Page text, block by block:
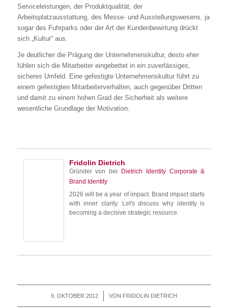
Serviceleistungen, der Produktqualität, der
Arbeitsplatzausstattung, des Messe- und Ausstellungswesens, ja
sogar des Fuhrparks oder der Art der Kundenbewirtung drückt
sich „Kultur“ aus.
Je deutlicher die Prägung der Unternehmenskultur, desto eher
fühlen sich die Mitarbeiter eingebettet in ein zuverlässiges,
sicheres Umfeld. Eine gefestigte Unternehmenskultur führt zu
einem gefestigten Mitarbeiterverhalten, auch gegenüber Dritten
und damit zu einem hohen Grad der Sicherheit als weitere
wesentliche Grundlage der Motivation.
Fridolin Dietrich
Gründer von bei Dietrich Identity Corporate &
Brand Identity
2026 will be a year of impact. Brand impact starts
with inner clarity. Let's discuss why identity is
becoming a decisive strategic resource.
9. OKTOBER 2012
/ VON FRIDOLIN DIETRICH